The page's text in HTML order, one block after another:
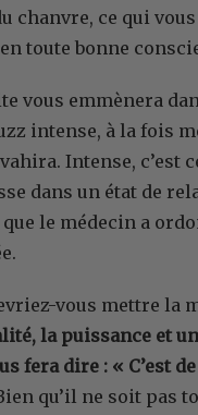
chanvre, ce qui
toute bonne
vous emmènera
intense, à la fois
Intense, c’est
dans un état de
le médecin a
vous mettre la
la puissance et
fera dire : « C’est
qu’il ne soit pas